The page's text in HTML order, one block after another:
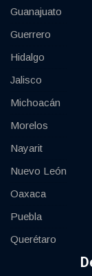
Guanajuato
Guerrero
Hidalgo
Jalisco
Michoacán
Morelos
Nayarit
Nuevo León
Oaxaca
Puebla
Querétaro